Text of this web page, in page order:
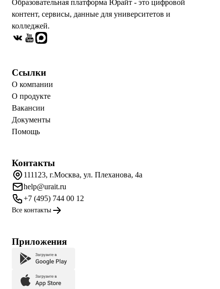
Образовательная платформа Юрайт - это цифровой
контент, сервисы, данные для университетов и
колледжей.
Ссылки
О компании
О продукте
Вакансии
Документы
Помощь
Контакты
111123, г.Москва, ул. Плеханова, 4а
help@urait.ru
+7 (495) 744 00 12
Все контакты
Приложения